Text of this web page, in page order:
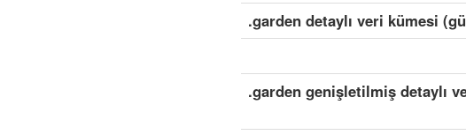
.garden detaylı veri kümesi
.garden genişletilmiş detaylı